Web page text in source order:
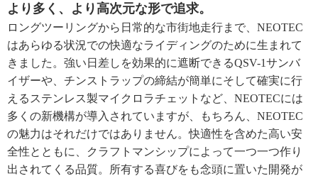
より多く、より高次元な形で追求。
ロングツーリングから日常的な市街地走行まで、NEOTEC
はあらゆる状況での快適なライディングのために生まれて
きました。強い日差しを効果的に遮断できるQSV-1サンバ
イザーや、チンストラップの締結が簡単にそして確実に行
えるステンレス製マイクロラチェットなど、NEOTECには
多くの新機構が導入されていますが、もちろん、NEOTEC
の魅力はそれだけではありません。快適性を含めた高い安
全性とともに、クラフトマンシップによって一つ一つ作り
出されてくる品質。所有する喜びをも念頭に置いた開発が